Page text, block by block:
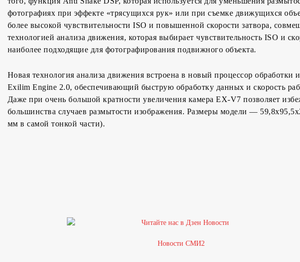
фотографиях при эффекте «трясущихся рук» или при съемке движущихся
более высокой чувствительности ISO и повышенной скорости затвора,
технологией анализа движения, которая выбирает чувствительность ISO и
наиболее подходящие для фотографирования подвижного объекта.
Новая технология анализа движения встроена в новый процессор обработки
Exilim Engine 2.0, обеспечивающий быструю обработку данных и скорость
Даже при очень большой кратности увеличения камера EX-V7 позволяет
большинства случаев размытости изображения. Размеры модели —
мм в самой тонкой части).
Новости СМИ2